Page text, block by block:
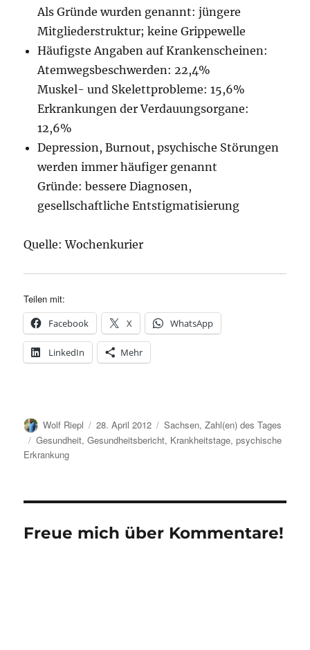
Als Gründe wurden genannt: jüngere
Mitgliederstruktur; keine Grippewelle
Häufigste Angaben auf Krankenscheinen:
Atemwegsbeschwerden: 22,4%
Muskel- und Skelettprobleme: 15,6%
Erkrankungen der Verdauungsorgane:
12,6%
Depression, Burnout, psychische Störungen
werden immer häufiger genannt
Gründe: bessere Diagnosen,
gesellschaftliche Entstigmatisierung
Quelle: Wochenkurier
Teilen mit:
Facebook X WhatsApp
LinkedIn Mehr
Autor
Wolf Riepl
Veröffentlicht
am
28. April 2012 Kategorien
Sachsen,Zahl(en) des Tages
Schlagwörter
Gesundheit,Gesundheitsbericht, Krankheitstage,psychische
Erkrankung
Freue mich über Kommentare!